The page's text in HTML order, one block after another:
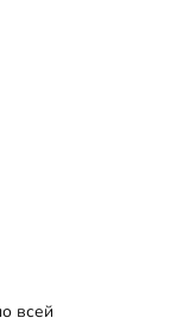
всей